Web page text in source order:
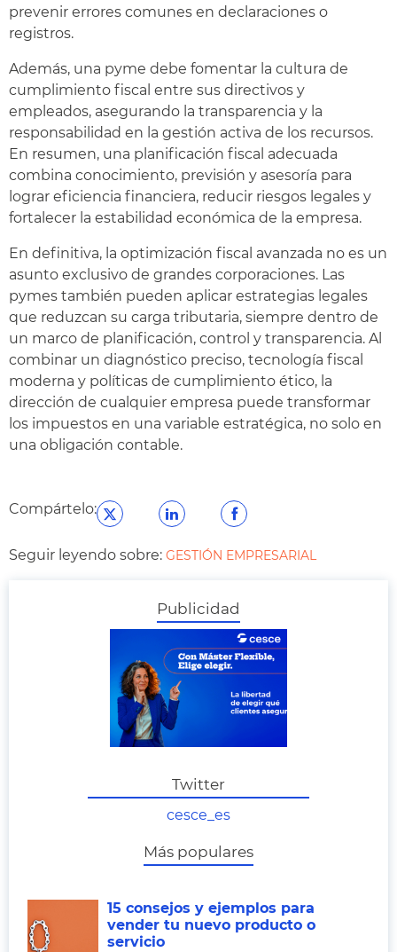
prevenir errores comunes en declaraciones o
registros.
Además, una pyme debe fomentar la cultura de
cumplimiento fiscal entre sus directivos y
empleados, asegurando la transparencia y la
responsabilidad en la gestión activa de los recursos.
En resumen, una planificación fiscal adecuada
combina conocimiento, previsión y asesoría para
lograr eficiencia financiera, reducir riesgos legales y
fortalecer la estabilidad económica de la empresa.
En definitiva, la optimización fiscal avanzada no es un
asunto exclusivo de grandes corporaciones. Las
pymes también pueden aplicar estrategias legales
que reduzcan su carga tributaria, siempre dentro de
un marco de planificación, control y transparencia. Al
combinar un diagnóstico preciso, tecnología fiscal
moderna y políticas de cumplimiento ético, la
dirección de cualquier empresa puede transformar
los impuestos en una variable estratégica, no solo en
una obligación contable.
Compártelo:
Seguir leyendo sobre: GESTIÓN EMPRESARIAL
Publicidad
Twitter
cesce_es
Más populares
15 consejos y ejemplos para
vender tu nuevo producto o
servicio